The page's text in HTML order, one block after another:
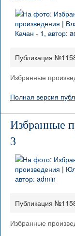
Публикация
Избранные
Полная версия
Избранные
3
Публикация
Избранные